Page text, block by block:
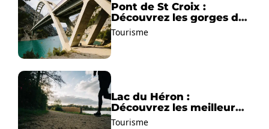
Pont de St Croix :
Découvrez les gorges du
Verdon !
Tourisme
Lac du Héron :
Découvrez les meilleurs
sentiers de randonnée !
Tourisme